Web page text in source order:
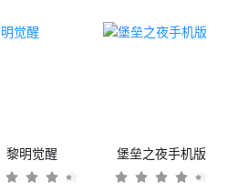
黎明觉醒 堡垒之夜手机版